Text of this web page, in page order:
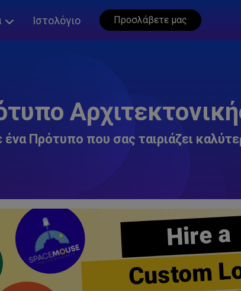
Ιστολόγιο Προσλάβετε μας
ένα Πρότυπο που σας ταιριάζει
Hire a
Custom